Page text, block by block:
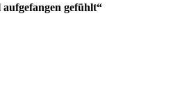
gefühlt“